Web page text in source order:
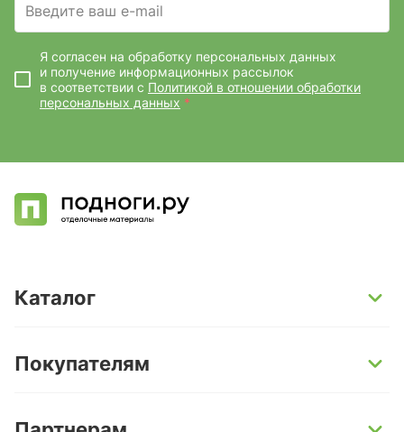
Введите ваш e-mail
Я согласен на обработку персональных данных
и получение информационных рассылок
в соответствии с Политикой в отношении обработки
персональных данных *
Каталог
Кварц-винил и LVT-плитка
Покупателям